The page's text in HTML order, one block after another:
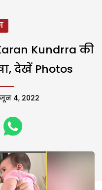
Kundrra की
देखें Photos
4, 2022